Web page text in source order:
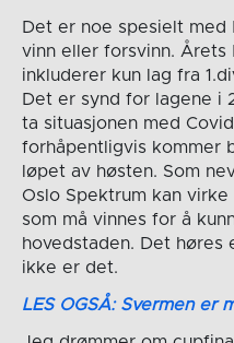
Det er noe spesielt med
vinn eller forsvinn. Årets
inkluderer kun lag fra
Det er synd for lagene i
ta situasjonen med
forhåpentligvis kommer
løpet av høsten. Som
Oslo Spektrum kan
som må vinnes for å
hovedstaden. Det høres
ikke er det.
LES OGSÅ: Svermen er